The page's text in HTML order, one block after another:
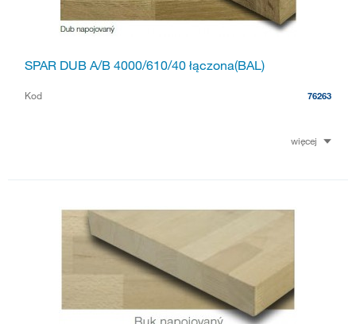
SPAR DUB A/B 4000/610/40 łączona(BAL)
Kod 76263
więcej